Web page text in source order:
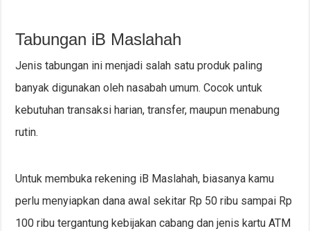
Tabungan iB Maslahah
Jenis tabungan ini menjadi salah satu produk paling
banyak digunakan oleh nasabah umum. Cocok untuk
kebutuhan transaksi harian, transfer, maupun menabung
rutin.
Untuk membuka rekening iB Maslahah, biasanya kamu
perlu menyiapkan dana awal sekitar Rp 50 ribu sampai Rp
100 ribu tergantung kebijakan cabang dan jenis kartu ATM